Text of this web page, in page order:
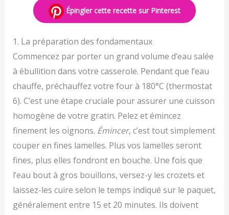
Épingler cette recette sur Pinterest
1. La préparation des fondamentaux
Commencez par porter un grand volume d’eau salée
à ébullition dans votre casserole. Pendant que l’eau
chauffe, préchauffez votre four à 180°C (thermostat
6). C’est une étape cruciale pour assurer une cuisson
homogène de votre gratin. Pelez et émincez
finement les oignons. Émincer, c’est tout simplement
couper en fines lamelles. Plus vos lamelles seront
fines, plus elles fondront en bouche. Une fois que
l’eau bout à gros bouillons, versez-y les crozets et
laissez-les cuire selon le temps indiqué sur le paquet,
généralement entre 15 et 20 minutes. Ils doivent